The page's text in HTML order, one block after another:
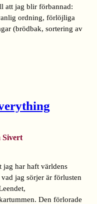
att jag blir förbannad:
ordning, förlöjliga
(brödbak, sortering av
Sivert
jag har haft världens
vad jag sörjer är förlusten
Den förlorade